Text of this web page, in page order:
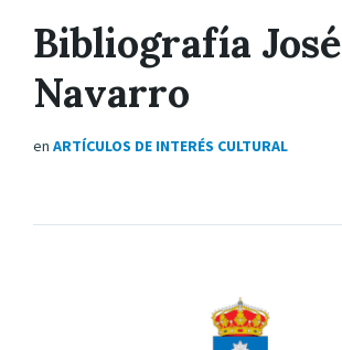
Bibliografía José
Navarro
en ARTÍCULOS DE INTERÉS CULTURAL